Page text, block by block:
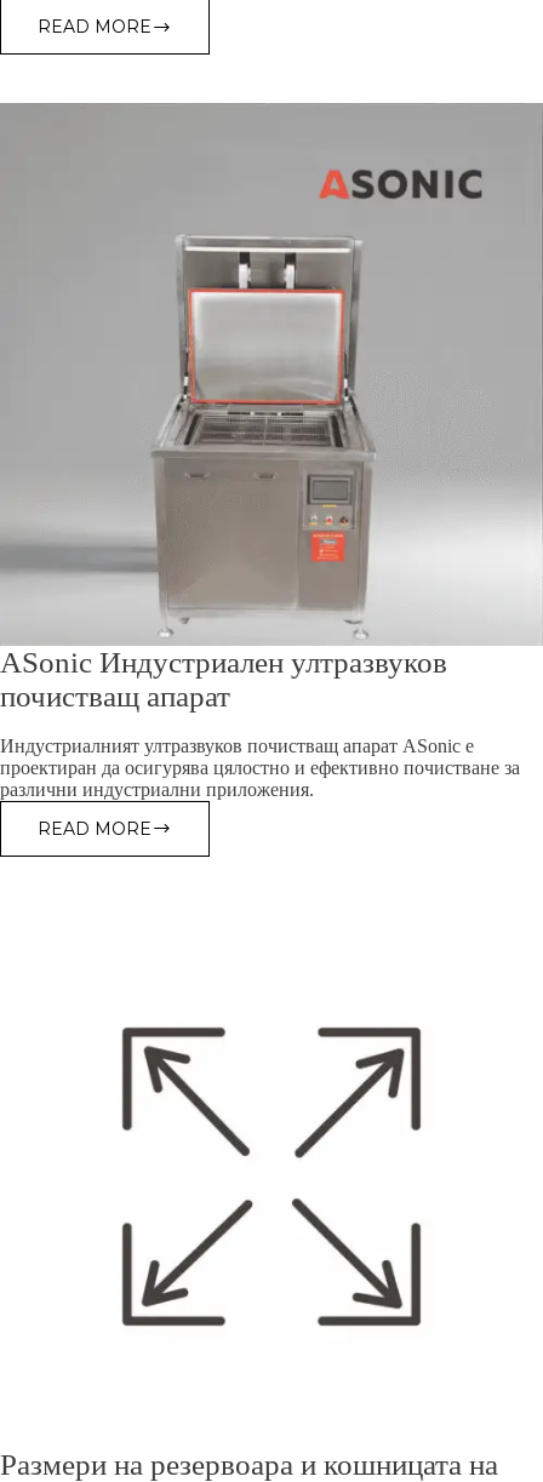
READ MORE
НАЙ-
СЛОЖНИТЕ
ПОЧИСТВАНЕ
ASonic Индустриален ултразвуков
почистващ апарат
Индустриалният ултразвуков почистващ апарат ASonic е
проектиран да осигурява цялостно и ефективно почистване за
различни индустриални приложения.
READ MORE
ASONIC
ИНДУСТРИАЛЕН
Размери на резервоара и кошницата на